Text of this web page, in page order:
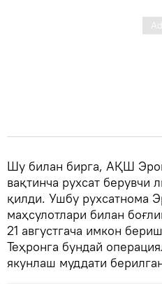
Шу билан бирга, АҚШ
вақтинча рухсат берувчи
қилди. Ушбу рухсатнома
маҳсулотлари билан
21 августгача имкон
Теҳронга бундай
якунлаш муддати